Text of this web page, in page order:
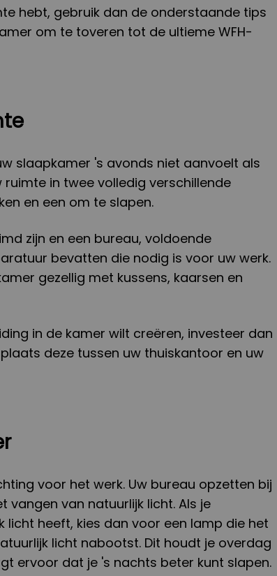
hebt, gebruik dan de onderstaande tips
om te toveren tot de ultieme WFH-
slaapkamer 's avonds niet aanvoelt als
ruimte in twee volledig verschillende
en een om te slapen.
zijn en een bureau, voldoende
bevatten die nodig is voor uw werk.
gezellig met kussens, kaarsen en
in de kamer wilt creëren, investeer dan
deze tussen uw thuiskantoor en uw
voor het werk. Uw bureau opzetten bij
vangen van natuurlijk licht. Als je
licht heeft, kies dan voor een lamp die het
licht nabootst. Dit houdt je overdag
ervoor dat je 's nachts beter kunt slapen.